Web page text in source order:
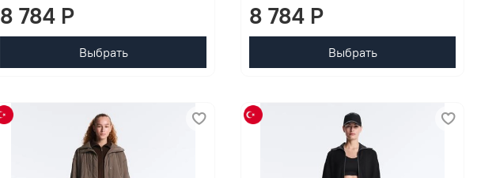
8 784 P
Выбрать
8 784 P
Выбрать